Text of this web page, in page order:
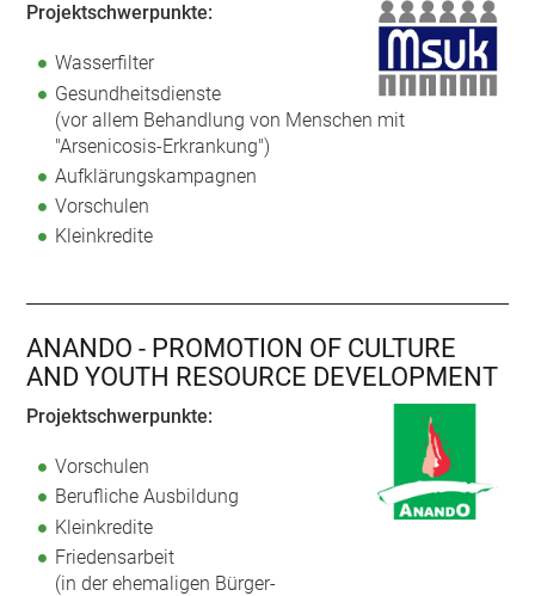
Projektschwerpunkte:
Wasserfilter
Gesundheitsdienste
(vor allem Behandlung von Menschen mit
"Arsenicosis-Erkrankung")
Aufklärungskampagnen
Vorschulen
Kleinkredite
ANANDO - PROMOTION OF CULTURE
AND YOUTH RESOURCE DEVELOPMENT
Projektschwerpunkte:
Vorschulen
Berufliche Ausbildung
Kleinkredite
Friedensarbeit
(in der ehemaligen Bürger-